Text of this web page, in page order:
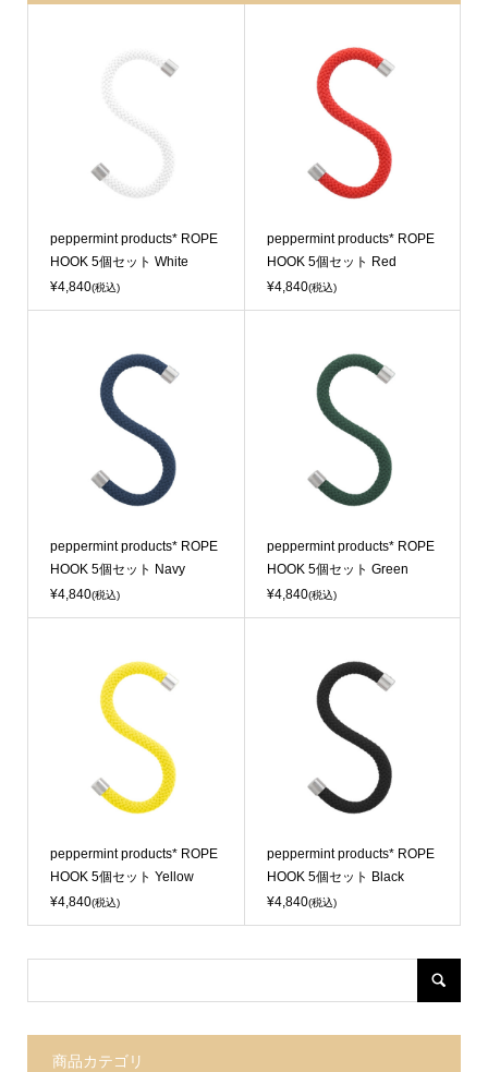
peppermint products* ROPE
HOOK 5個セット White
¥4,840(税込)
peppermint products* ROPE
HOOK 5個セット Red
¥4,840(税込)
peppermint products* ROPE
HOOK 5個セット Navy
¥4,840(税込)
peppermint products* ROPE
HOOK 5個セット Green
¥4,840(税込)
peppermint products* ROPE
HOOK 5個セット Yellow
¥4,840(税込)
peppermint products* ROPE
HOOK 5個セット Black
¥4,840(税込)
商品カテゴリ